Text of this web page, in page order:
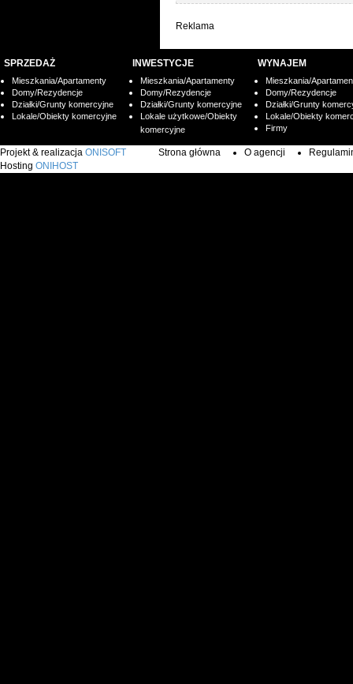
Reklama
SPRZEDAŻ
Mieszkania/Apartamenty
Domy/Rezydencje
Działki/Grunty komercyjne
Lokale/Obiekty komercyjne
INWESTYCJE
Mieszkania/Apartamenty
Domy/Rezydencje
Działki/Grunty komercyjne
Lokale użytkowe/Obiekty
komercyjne
WYNAJEM
Mieszkania/
Domy/Rezydencje
Działki/Grunty
Lokale/Obiekty
Firmy
Projekt & realizacja ONISOFT
Hosting ONIHOST
Strona główna O agencji